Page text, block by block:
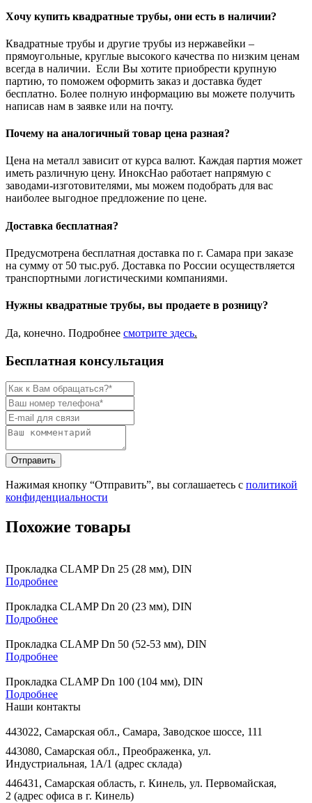
Хочу купить квадратные трубы, они есть в наличии?
Квадратные трубы и другие трубы из нержавейки –
прямоугольные, круглые высокого качества по низким ценам
всегда в наличии. Если Вы хотите приобрести крупную
партию, то поможем оформить заказ и доставка будет
бесплатно. Более полную информацию вы можете получить
написав нам в заявке или на почту.
Почему на аналогичный товар цена разная?
Цена на металл зависит от курса валют. Каждая партия может
иметь различную цену. ИноксНао работает напрямую с
заводами-изготовителями, мы можем подобрать для вас
наиболее выгодное предложение по цене.
Доставка бесплатная?
Предусмотрена бесплатная доставка по г. Самара при заказе
на сумму от 50 тыс.руб. Доставка по России осуществляется
транспортными логистическими компаниями.
Нужны квадратные трубы, вы продаете в розницу?
Да, конечно. Подробнее смотрите здесь.
Бесплатная консультация
Нажимая кнопку “Отправить”, вы соглашаетесь с политикой
конфиденциальности
Похожие товары
Прокладка CLAMP Dn 25 (28 мм), DIN
Подробнее
Прокладка CLAMP Dn 20 (23 мм), DIN
Подробнее
Прокладка CLAMP Dn 50 (52-53 мм), DIN
Подробнее
Прокладка CLAMP Dn 100 (104 мм), DIN
Подробнее
Наши контакты
443022, Самарская обл., Самара, Заводское шоссе, 111
443080, Самарская обл., Преображенка, ул.
Индустриальная, 1А/1 (адрес склада)
446431, Самарская область, г. Кинель, ул. Первомайская,
2 (адрес офиса в г. Кинель)